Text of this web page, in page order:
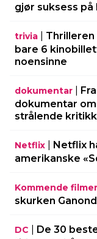
gjør suksess på
trivia
bare 6
noensinne
dokumentar
dokumentar
strålende
Netflix
Netflix
amerikanske
Kommende filmer
skurken
DC
De 30